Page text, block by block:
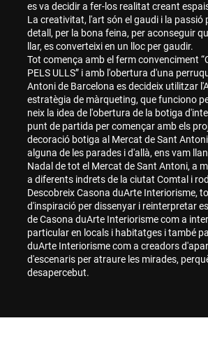
es va decidir a fer-los realitat creant
La creativitat, l'art són el gaudi i la passió
detall, per la bona feina, per aconseguir
llar, es converteixi en un lloc per gaudir.
Tot comença amb el ferm convenciment
PELS ULLS” i amb l'obertura d'una
Antoni de Barcelona es decideix utilitzar
estratègia de màrqueting, que funciono
neix la idea de l'obertura de la botiga
punt de partida per començar amb els
decoració botiga al Mercat de Sant
alguna de les parades i d'allà, ens vam
Nadal de tot el Mercat de Sant Antoni, a
a diferents indrets de la ciutat Comtal i
Descobreix Casona duArte Interiorisme,
d'inspiració per dissenyar i reinterpretar
de Casona duArte Interiorisme com a
particular en locals i habitatges i també
duArte Interiorisme com a creadors
d'escenaris per atraure les mirades,
desapercebut.